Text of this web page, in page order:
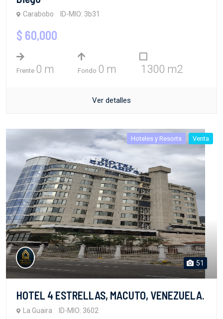
Carabobo ID-MIO: 3b31
$ 60,000
Frente 0 m Fondo 0 m 1300 m2
Ver detalles
Hoteles y Resorts Venta
51
HOTEL 4 ESTRELLAS, MACUTO, VENEZUELA.
La Guaira ID-MIO: 3602